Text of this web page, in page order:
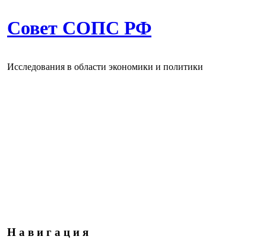
Совет СОПС РФ
Исследования в области экономики и политики
Н а в и г а ц и я